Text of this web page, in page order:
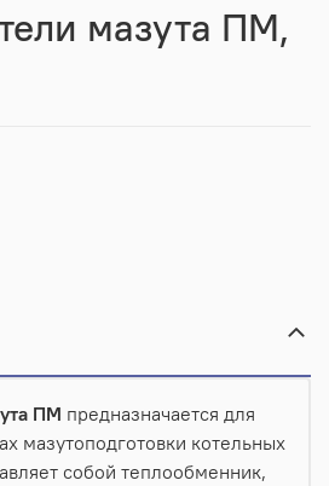
мазута ПМ,
ПМ предназначается для
мазутоподготовки котельных
собой теплообменник,